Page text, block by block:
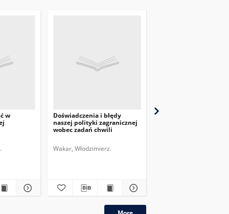
w
Doświadczenia i błędy
naszej polityki zagranicznej
wobec zadań chwili
Wakar, Włodzimierz.